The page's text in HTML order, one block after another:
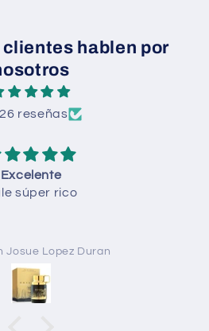
clientes hablen por
reseñas
Todo perfecto
Anónimo